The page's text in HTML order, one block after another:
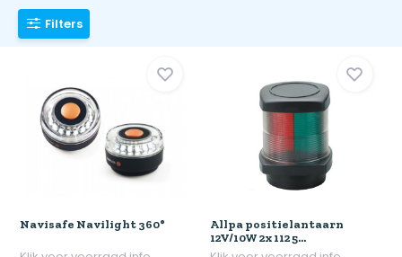
Filters
Navisafe Navilight 360°
Allpa positielantaarn
12V/10W 2x 112 5...